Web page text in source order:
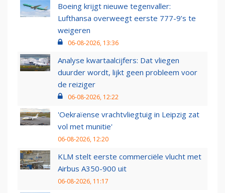
Boeing krijgt nieuwe tegenvaller:
Lufthansa overweegt eerste 777-9’s te
weigeren
06-08-2026, 13:36
Analyse kwartaalcijfers: Dat vliegen
duurder wordt, lijkt geen probleem voor
de reiziger
06-08-2026, 12:22
'Oekraïense vrachtvliegtuig in Leipzig zat
vol met munitie'
06-08-2026, 12:20
KLM stelt eerste commerciële vlucht met
Airbus A350-900 uit
06-08-2026, 11:17